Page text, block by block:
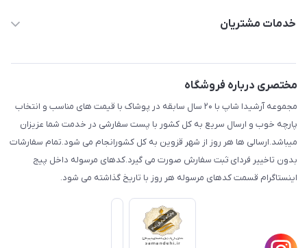
حساب کاربری
لیست محصولات
درباره ما
تماس با ما
خدمات مشتریان
مختصری درباره فروشگاه
مجموعه آرشیدا شاپ با ۲۰ سال سابقه در پوشاک با قیمت های مناسب و انتخاب
پارچه خوب و ارسال سریع به کل کشور با پست سفارشی در خدمت شما عزیزان
میباشد.ارسالی ها هر روز از شهر قزوین به کل کشورانجام می شود.تمام سفارشات
بدون تاخییر فردای ثبت سفارش صورت می گیرد.کدهای مرسوله داخل پیج
اینستاگرام قسمت کدهای مرسوله هر روز با تاریخ گذاشته می شود.